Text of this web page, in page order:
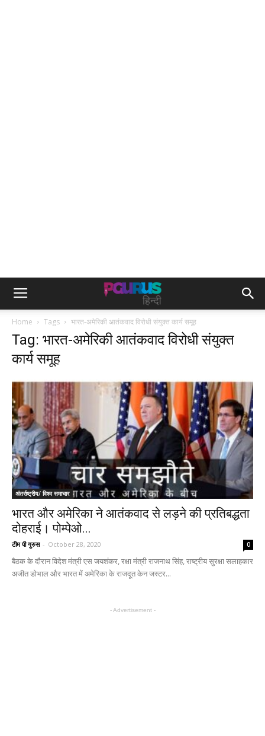
Home Tags भारत-अमेरिकी आतंकवाद विरोधी संयुक्त कार्य समूह
Tag: भारत-अमेरिकी आतंकवाद विरोधी संयुक्त
कार्य समूह
अंतर्राष्ट्रीय/ विश्व समाचार
भारत और अमेरिका ने आतंकवाद से लड़ने की प्रतिबद्धता
दोहराई। पोम्पेओ...
टीम पी गुरुस - October 28, 2020 0
बैठक के दौरान विदेश मंत्री एस जयशंकर, रक्षा मंत्री राजनाथ सिंह, राष्ट्रीय सुरक्षा सलाहकार
अजीत डोभाल और भारत में अमेरिका के राजदूत केन जस्टर...
- Advertisement -